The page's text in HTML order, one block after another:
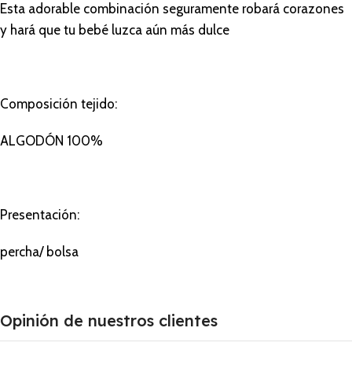
Esta adorable combinación seguramente robará corazones
y hará que tu bebé luzca aún más dulce
Composición tejido:
ALGODÓN 100%
Presentación:
percha/ bolsa
Opinión de nuestros clientes